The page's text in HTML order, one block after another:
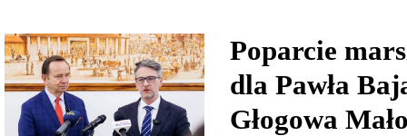
Poparcie
dla Pawła
Głogowa